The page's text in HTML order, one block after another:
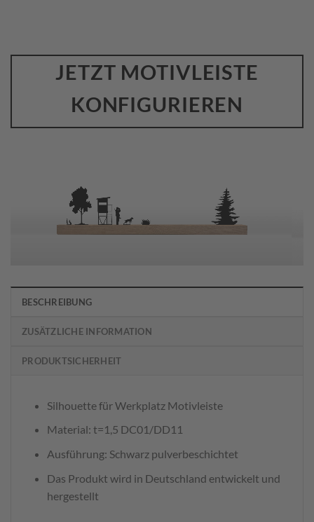
JETZT MOTIVLEISTE
KONFIGURIEREN
BESCHREIBUNG
ZUSÄTZLICHE INFORMATION
PRODUKTSICHERHEIT
Silhouette für Werkplatz Motivleiste
Material: t=1,5 DC01/DD11
Ausführung: Schwarz pulverbeschichtet
Das Produkt wird in Deutschland entwickelt und
hergestellt